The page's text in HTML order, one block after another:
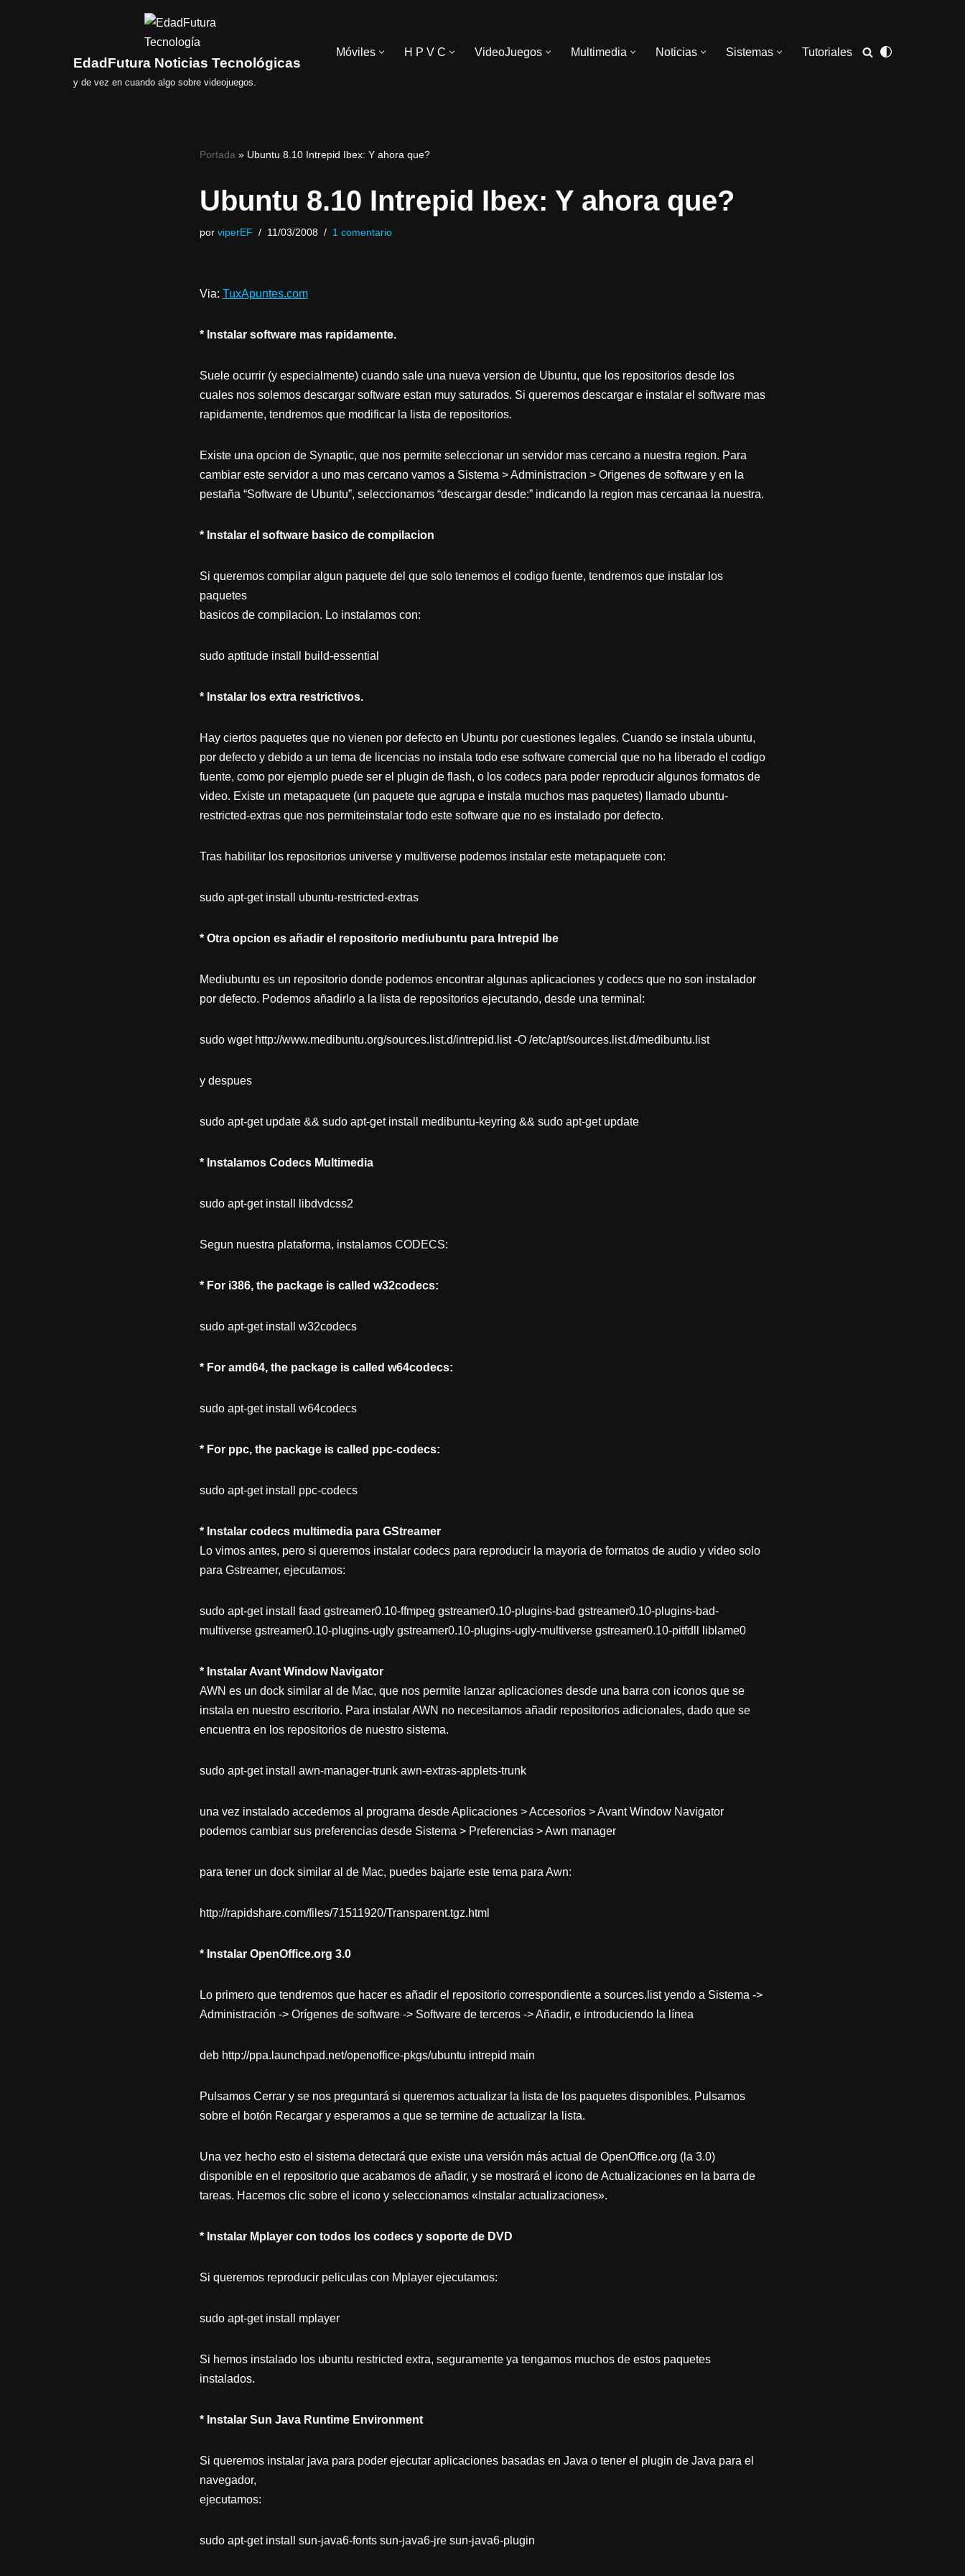
EdadFutura Noticias Tecnológicas
y de vez en cuando algo sobre videojuegos.
Móviles H P V C VideoJuegos Multimedia Noticias Sistemas Tutoriales
Portada » Ubuntu 8.10 Intrepid Ibex: Y ahora que?
Ubuntu 8.10 Intrepid Ibex: Y ahora que?
por viperEF 11/03/2008 1 comentario
Via: TuxApuntes.com
* Instalar software mas rapidamente.
Suele ocurrir (y especialmente) cuando sale una nueva version de Ubuntu, que los repositorios desde los
cuales nos solemos descargar software estan muy saturados. Si queremos descargar e instalar el software mas
rapidamente, tendremos que modificar la lista de repositorios.
Existe una opcion de Synaptic, que nos permite seleccionar un servidor mas cercano a nuestra region. Para
cambiar este servidor a uno mas cercano vamos a Sistema > Administracion > Origenes de software y en la
pestaña “Software de Ubuntu”, seleccionamos “descargar desde:” indicando la region mas cercanaa la nuestra.
* Instalar el software basico de compilacion
Si queremos compilar algun paquete del que solo tenemos el codigo fuente, tendremos que instalar los
paquetes
basicos de compilacion. Lo instalamos con:
sudo aptitude install build-essential
* Instalar los extra restrictivos.
Hay ciertos paquetes que no vienen por defecto en Ubuntu por cuestiones legales. Cuando se instala ubuntu,
por defecto y debido a un tema de licencias no instala todo ese software comercial que no ha liberado el codigo
fuente, como por ejemplo puede ser el plugin de flash, o los codecs para poder reproducir algunos formatos de
video. Existe un metapaquete (un paquete que agrupa e instala muchos mas paquetes) llamado ubuntu-
restricted-extras que nos permiteinstalar todo este software que no es instalado por defecto.
Tras habilitar los repositorios universe y multiverse podemos instalar este metapaquete con:
sudo apt-get install ubuntu-restricted-extras
* Otra opcion es añadir el repositorio mediubuntu para Intrepid Ibe
Mediubuntu es un repositorio donde podemos encontrar algunas aplicaciones y codecs que no son instalador
por defecto. Podemos añadirlo a la lista de repositorios ejecutando, desde una terminal:
sudo wget http://www.medibuntu.org/sources.list.d/intrepid.list -O /etc/apt/sources.list.d/medibuntu.list
y despues
sudo apt-get update && sudo apt-get install medibuntu-keyring && sudo apt-get update
* Instalamos Codecs Multimedia
sudo apt-get install libdvdcss2
Segun nuestra plataforma, instalamos CODECS:
* For i386, the package is called w32codecs:
sudo apt-get install w32codecs
* For amd64, the package is called w64codecs:
sudo apt-get install w64codecs
* For ppc, the package is called ppc-codecs:
sudo apt-get install ppc-codecs
* Instalar codecs multimedia para GStreamer
Lo vimos antes, pero si queremos instalar codecs para reproducir la mayoria de formatos de audio y video solo
para Gstreamer, ejecutamos:
sudo apt-get install faad gstreamer0.10-ffmpeg gstreamer0.10-plugins-bad gstreamer0.10-plugins-bad-
multiverse gstreamer0.10-plugins-ugly gstreamer0.10-plugins-ugly-multiverse gstreamer0.10-pitfdll liblame0
* Instalar Avant Window Navigator
AWN es un dock similar al de Mac, que nos permite lanzar aplicaciones desde una barra con iconos que se
instala en nuestro escritorio. Para instalar AWN no necesitamos añadir repositorios adicionales, dado que se
encuentra en los repositorios de nuestro sistema.
sudo apt-get install awn-manager-trunk awn-extras-applets-trunk
una vez instalado accedemos al programa desde Aplicaciones > Accesorios > Avant Window Navigator
podemos cambiar sus preferencias desde Sistema > Preferencias > Awn manager
para tener un dock similar al de Mac, puedes bajarte este tema para Awn:
http://rapidshare.com/files/71511920/Transparent.tgz.html
* Instalar OpenOffice.org 3.0
Lo primero que tendremos que hacer es añadir el repositorio correspondiente a sources.list yendo a Sistema ->
Administración -> Orígenes de software -> Software de terceros -> Añadir, e introduciendo la línea
deb http://ppa.launchpad.net/openoffice-pkgs/ubuntu intrepid main
Pulsamos Cerrar y se nos preguntará si queremos actualizar la lista de los paquetes disponibles. Pulsamos
sobre el botón Recargar y esperamos a que se termine de actualizar la lista.
Una vez hecho esto el sistema detectará que existe una versión más actual de OpenOffice.org (la 3.0)
disponible en el repositorio que acabamos de añadir, y se mostrará el icono de Actualizaciones en la barra de
tareas. Hacemos clic sobre el icono y seleccionamos «Instalar actualizaciones».
* Instalar Mplayer con todos los codecs y soporte de DVD
Si queremos reproducir peliculas con Mplayer ejecutamos:
sudo apt-get install mplayer
Si hemos instalado los ubuntu restricted extra, seguramente ya tengamos muchos de estos paquetes
instalados.
* Instalar Sun Java Runtime Environment
Si queremos instalar java para poder ejecutar aplicaciones basadas en Java o tener el plugin de Java para el
navegador,
ejecutamos:
sudo apt-get install sun-java6-fonts sun-java6-jre sun-java6-plugin